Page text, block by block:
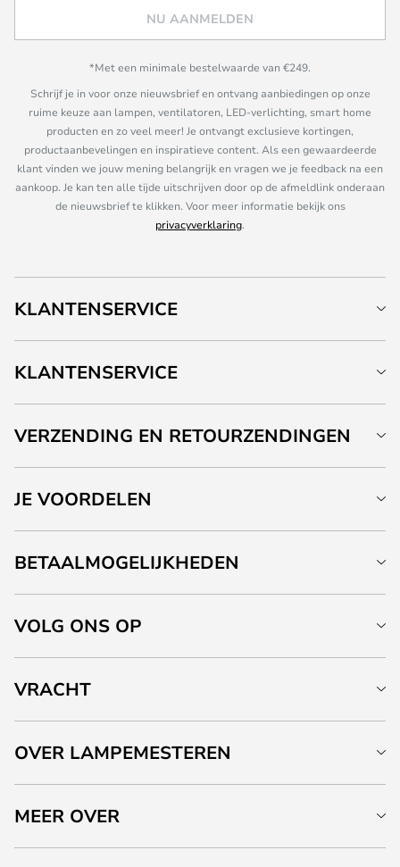
NU AANMELDEN
*Met een minimale bestelwaarde van €249.
Schrijf je in voor onze nieuwsbrief en ontvang aanbiedingen op onze
ruime keuze aan lampen, ventilatoren, LED-verlichting, smart home
producten en zo veel meer! Je ontvangt exclusieve kortingen,
productaanbevelingen en inspiratieve content. Als een gewaardeerde
klant vinden we jouw mening belangrijk en vragen we je feedback na een
aankoop. Je kan ten alle tijde uitschrijven door op de afmeldlink onderaan
de nieuwsbrief te klikken. Voor meer informatie bekijk ons
privacyverklaring.
KLANTENSERVICE
KLANTENSERVICE
VERZENDING EN RETOURZENDINGEN
JE VOORDELEN
BETAALMOGELIJKHEDEN
VOLG ONS OP
VRACHT
OVER LAMPEMESTEREN
MEER OVER